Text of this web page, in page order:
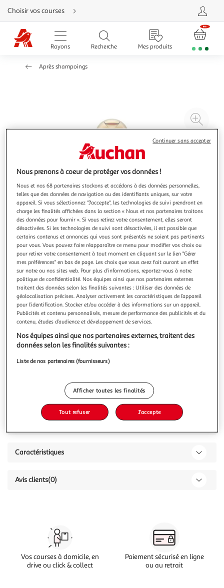
Aller
directement
au
contenu
Aller
directement
Aller
besoin
Choisir vos courses
Rayons Recherche Mes produits
Après shampoings
à
OGX
Après-shampoing réparateur huile d'argan du Maroc
sans sulfate
Renouvelante. Aide à pénétrer dans la tige du cheveu.
Découvrez une force restaurée, une brillance, une douceur
et une perfection séduisante et soyeuse. Pénètre, hydrate,
ravive. Aide à protéger vos cheveux de la chaleur nocive du
coiffage. Découvrez des cheveux lisses. Avec de l'huile
En savoir +
385ml
Caractéristiques
Avis clients(0)
Vos courses à domicile, en
drive ou click & collect
Paiement sécurisé en ligne
ou au retrait
Nous prenons à coeur de protéger vos données !
Nous et nos 68 partenaires stockons et accédons à des données personnelles,
telles que des données de navigation ou des identifiants uniques, sur votre
appareil. Si vous sélectionnez "J'accepte", les technologies de suivi prendront en
charge les finalités affichées dans la section « Nous et nos partenaires traitons
des données pour fournir ». Si vous retirez votre consentement, elles seront
désactivées. Si les technologies de suivi sont désactivées, il est possible que
certains contenus et annonces qui vous sont présentés ne soient pas pertinents
pour vous. Vous pouvez faire réapparaître ce menu pour modifier vos choix ou
pour retirer votre consentement à tout moment en cliquant sur le lien "Gérer
mes préférences" en bas de page. Les choix que vous avez fait auront un effet
sur notre ou nos sites web. Pour plus d’informations, reportez-vous à notre
politique de confidentialité. Nos équipes ainsi que nos partenaires externes
traitent des données selon les finalités suivantes : Utiliser des données de
géolocalisation précises. Analyser activement les caractéristiques de l’appareil
pour l’identification. Stocker et/ou accéder à des informations sur un appareil.
Publicités et contenu personnalisés, mesure de performance des publicités et du
contenu, études d’audience et développement de services.
Nos équipes ainsi que nos partenaires externes, traitent des
données selon les finalités suivantes :
Liste de nos partenaires (fournisseurs)
Afficher toutes les finalités
Tout refuser J'accepte
Continuer sans accepter